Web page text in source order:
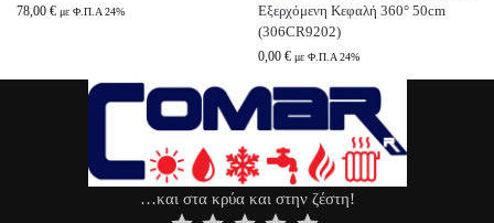
78,00 € με Φ.Π.Α 24%
Εξερχόμενη Κεφαλή 360° 50cm
(306CR9202)
0,00 € με Φ.Π.Α 24%
…και στα κρύα και στην ζέστη!